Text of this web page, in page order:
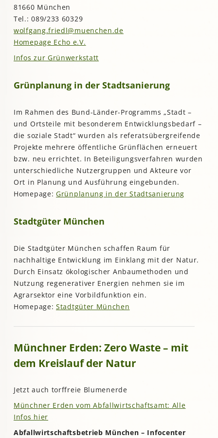
81660 München
Tel.: 089/233 60329
wolfgang.friedl@muenchen.de
Homepage Echo e.V.
Infos zur Grünwerkstatt
Grünplanung in der Stadtsanierung
Im Rahmen des Bund-Länder-Programms „Stadt –
und Ortsteile mit besonderem Entwicklungsbedarf –
die soziale Stadt“ wurden als referatsübergreifende
Projekte mehrere öffentliche Grünflächen erneuert
bzw. neu errichtet. In Beteiligungsverfahren wurden
unterschiedliche Nutzergruppen und Akteure vor
Ort in Planung und Ausführung eingebunden.
Homepage: Grünplanung in der Stadtsanierung
Stadtgüter München
Die Stadtgüter München schaffen Raum für
nachhaltige Entwicklung im Einklang mit der Natur.
Durch Einsatz ökologischer Anbaumethoden und
Nutzung regenerativer Energien nehmen sie im
Agrarsektor eine Vorbildfunktion ein.
Homepage: Stadtgüter München
Münchner Erden: Zero Waste – mit
dem Kreislauf der Natur
Jetzt auch torffreie Blumenerde
Münchner Erden vom Abfallwirtschaftsamt: Alle
Infos hier
Abfallwirtschaftsbetrieb München – Infocenter